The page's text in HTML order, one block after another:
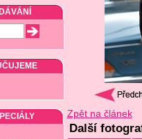
Zpět na článek
Další